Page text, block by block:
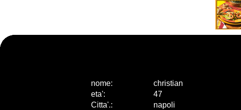
nome:
christian
eta':
47
Citta'.:
napoli